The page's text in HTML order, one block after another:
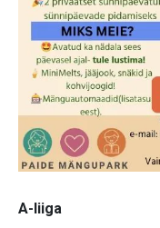
A-liiga